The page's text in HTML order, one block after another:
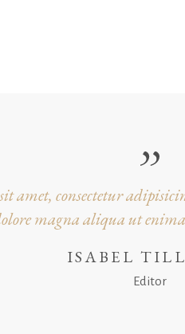
amet, consectetur
magna aliqua ut
ISABEL
Editor